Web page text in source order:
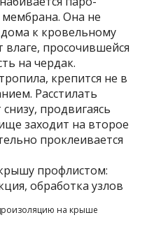
Она не
к кровельному
просочившейся
на чердак.
крепится не в
Расстилать
продвигаясь
заходит на второе
проклеивается
на крыше